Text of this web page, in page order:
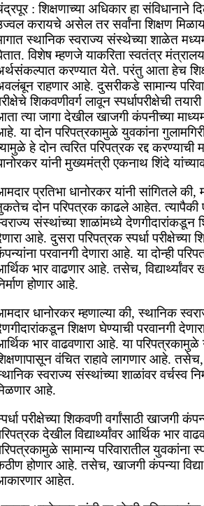
: शिक्षणाच्या अधिकार हा संविधानाने
करायचे असेल तर सर्वांना शिक्षण
स्थानिक स्वराज्य संस्थेच्या शाळेत
विशेष म्हणजे याकरिता स्वतंत्र
करण्यात येते. परंतु आता हेच
राहणार आहे. दुसरीकडे सामान्य
शिकवणीवर्ग लावून स्पर्धापरीक्षेची
त्या जागा देखील खाजगी कंपनीच्या
या दोन परिपत्रकामुळे युवकांना
हे दोन त्वरित परिपत्रक रद्द करण्याची
यांनी मुख्यमंत्री एकनाथ शिंदे
प्रतिभा धानोरकर यांनी सांगितले की,
दोन परिपत्रक काढले आहेत. त्यापैकी
संस्थांच्या शाळांमध्ये देणगीदारांकडून
आहे. दुसरा परिपत्रक स्पर्धा परीक्षेच्या
परवानगी देणारा आहे. या दोन्ही
भार वाढणार आहे. तसेच, विद्यार्थ्यांवर
होणार आहे.
धानोरकर म्हणाल्या की, स्थानिक
शिक्षण घेण्याची परवानगी देणारा
भार वाढवणारा आहे. या परिपत्रकामुळे
वंचित राहावे लागणार आहे.
स्वराज्य संस्थांच्या शाळांवर वर्चस्व
आहे.
परीक्षेच्या शिकवणी वर्गांसाठी खाजगी
देखील विद्यार्थ्यांवर आर्थिक भार
सामान्य परिवारातील युवकांना
होणार आहे. तसेच, खाजगी कंपन्या
आहेत.